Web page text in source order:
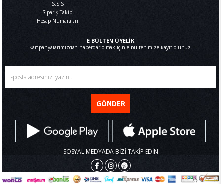
S.S.S
Sipariş Takibi
Hesap Numaraları
E BÜLTEN ÜYELİK
Kampanyalarımızdan haberdar olmak için e-bültenimize kayıt olunuz.
GÖNDER
SOSYAL MEDYADA BİZİ TAKİP EDİN